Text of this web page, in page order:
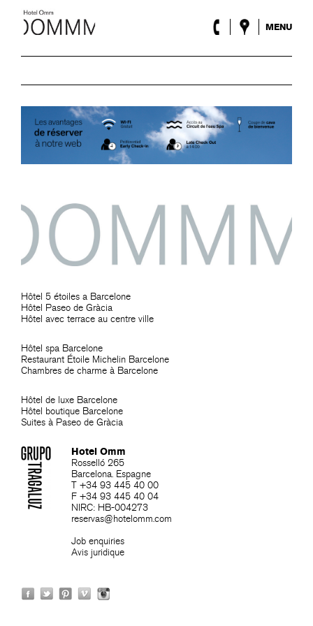
MENU
l’Hôtel
Roca Barcelona
Terrasse
Lobby & Club
Évènements
Promotions
ENG ESP FRA CAT
Hôtel 5 étoiles a Barcelone
Hôtel Paseo de Gràcia
Hôtel avec terrace au centre ville
Hôtel spa Barcelone
Restaurant Étoile Michelin Barcelone
Chambres de charme à Barcelone
Hôtel de luxe Barcelone
Hôtel boutique Barcelone
Suites à Paseo de Gràcia
Hotel Omm
Rosselló 265
Barcelona. Espagne
T +34 93 445 40 00
F +34 93 445 40 04
NIRC: HB-004273
reservas@hotelomm.com
Job enquiries
Avis juridique